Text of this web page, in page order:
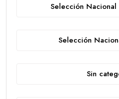
Selección
Selección
Sin